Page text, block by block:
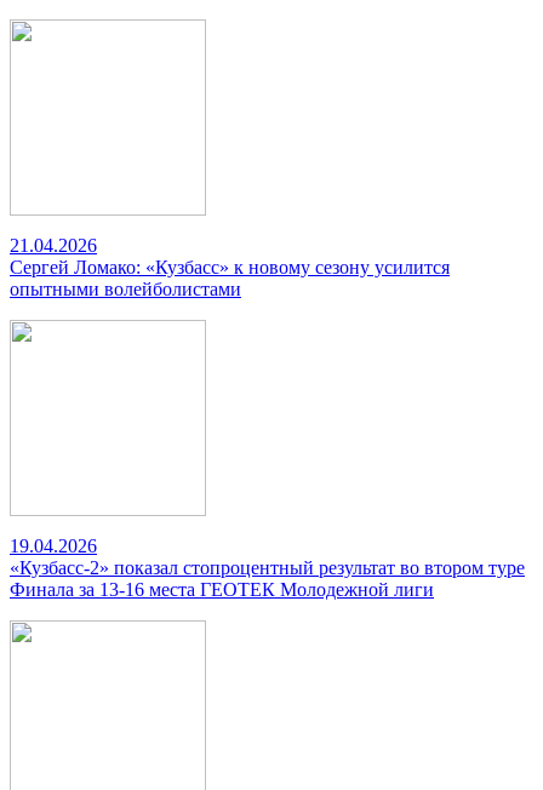
21.04.2026
Сергей Ломако: «Кузбасс» к новому сезону усилится
опытными волейболистами
19.04.2026
«Кузбасс-2» показал стопроцентный результат во втором туре
Финала за 13-16 места ГЕОТЕК Молодежной лиги